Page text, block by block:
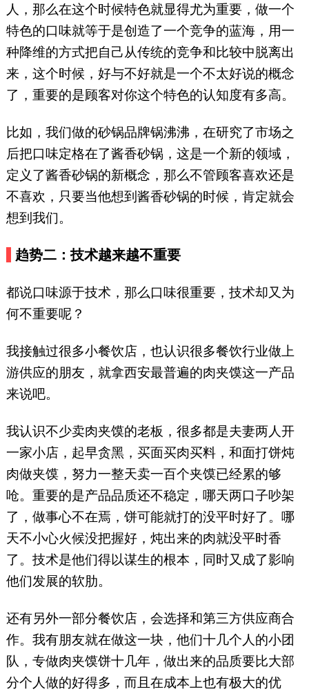
人，那么在这个时候特色就显得尤为重要，做一个
特色的口味就等于是创造了一个竞争的蓝海，用一
种降维的方式把自己从传统的竞争和比较中脱离出
来，这个时候，好与不好就是一个不太好说的概念
了，重要的是顾客对你这个特色的认知度有多高。
比如，我们做的砂锅品牌锅沸沸，在研究了市场之
后把口味定格在了酱香砂锅，这是一个新的领域，
定义了酱香砂锅的新概念，那么不管顾客喜欢还是
不喜欢，只要当他想到酱香砂锅的时候，肯定就会
想到我们。
趋势二：技术越来越不重要
都说口味源于技术，那么口味很重要，技术却又为
何不重要呢？
我接触过很多小餐饮店，也认识很多餐饮行业做上
游供应的朋友，就拿西安最普遍的肉夹馍这一产品
来说吧。
我认识不少卖肉夹馍的老板，很多都是夫妻两人开
一家小店，起早贪黑，买面买肉买料，和面打饼炖
肉做夹馍，努力一整天卖一百个夹馍已经累的够
呛。重要的是产品品质还不稳定，哪天两口子吵架
了，做事心不在焉，饼可能就打的没平时好了。哪
天不小心火候没把握好，炖出来的肉就没平时香
了。技术是他们得以谋生的根本，同时又成了影响
他们发展的软肋。
还有另外一部分餐饮店，会选择和第三方供应商合
作。我有朋友就在做这一块，他们十几个人的小团
队，专做肉夹馍饼十几年，做出来的品质要比大部
分个人做的好得多，而且在成本上也有极大的优